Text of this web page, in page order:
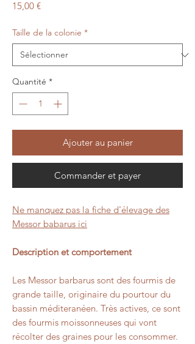
15,00 €Prix
Taille de la colonie *
Quantité *
Ajouter au panier
Commander et payer
Ne manquez pas la fiche d'élevage des
Messor babarus ici
Description et comportement
Les Messor barbarus sont des fourmis de
grande taille, originaire du pourtour du
bassin méditeranéen. Très actives, ce sont
des fourmis moissonneuses qui vont
récolter des graines pour les consommer.